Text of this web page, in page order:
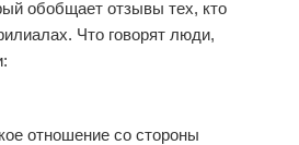
обобщает отзывы тех, кто
Что говорят люди,
отношение со стороны